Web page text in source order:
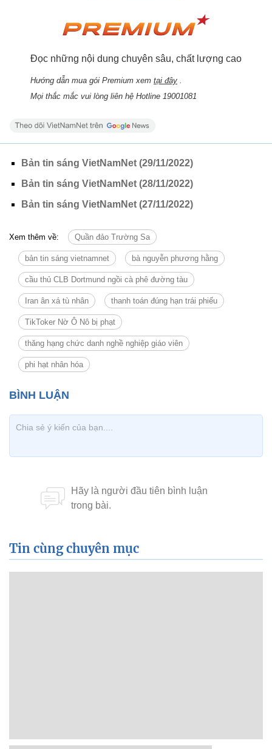
Đọc những nội dung chuyên sâu, chất lượng cao
Hướng dẫn mua gói Premium xem tại đây .
Mọi thắc mắc vui lòng liên hệ Hotline 19001081
Bản tin sáng VietNamNet (29/11/2022)
Bản tin sáng VietNamNet (28/11/2022)
Bản tin sáng VietNamNet (27/11/2022)
Xem thêm về: Quần đảo Trường Sa
bản tin sáng vietnamnet bà nguyễn phương hằng
cầu thủ CLB Dortmund ngồi cà phê đường tàu
Iran ân xá tù nhân thanh toán đúng hạn trái phiếu
TikToker Nờ Ô Nô bị phạt
thăng hạng chức danh nghề nghiệp giáo viên
phi hạt nhân hóa
Tin cùng chuyên mục